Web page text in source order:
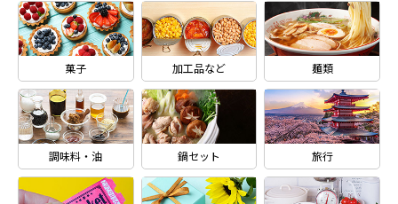
菓子 加工品など 麺類
調味料・油 鍋セット 旅行